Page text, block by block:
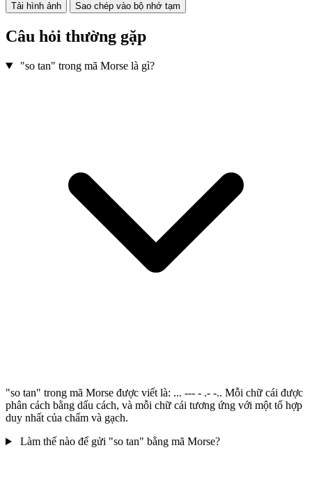
Tải hình ảnh Sao chép vào bộ nhớ tạm
Câu hỏi thường gặp
"so tan" trong mã Morse là gì?
"so tan" trong mã Morse được viết là: ... --- - .- -.. Mỗi chữ cái được
phân cách bằng dấu cách, và mỗi chữ cái tương ứng với một tổ hợp
duy nhất của chấm và gạch.
Làm thế nào để gửi "so tan" bằng mã Morse?